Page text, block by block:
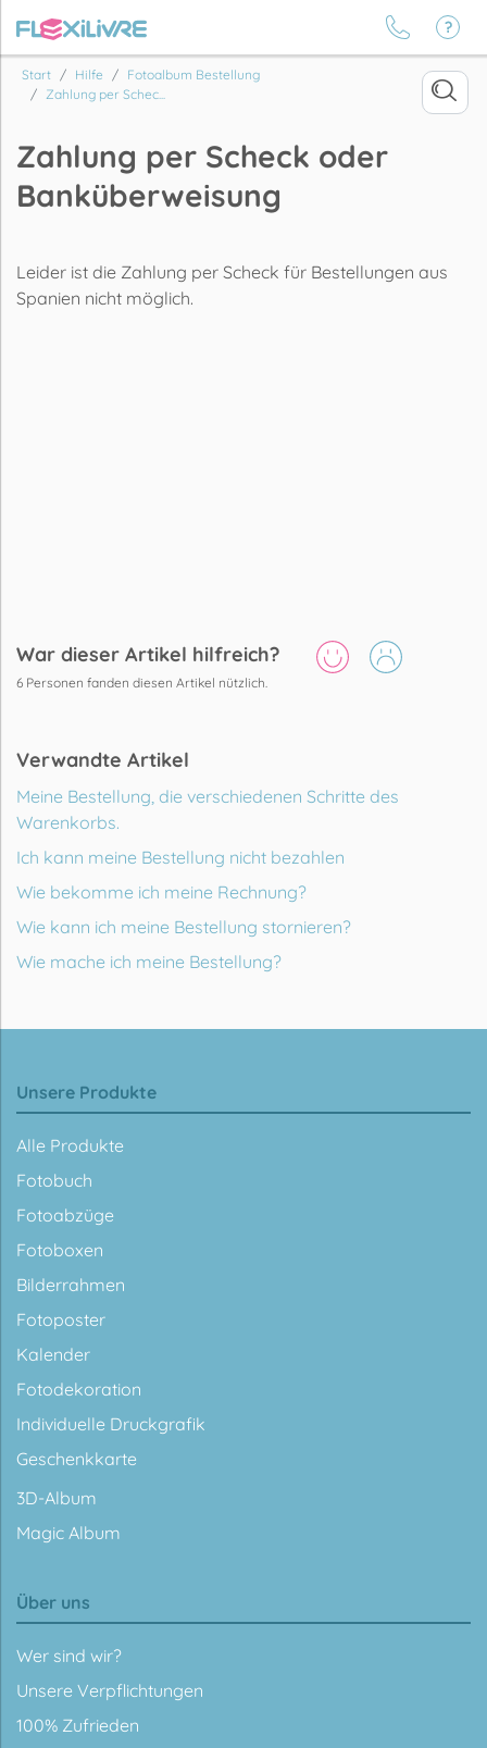
Start Hilfe
Fotoalbum Bestellung
Zahlung per Schec...
Zahlung per Scheck oder
Banküberweisung
Leider ist die Zahlung per Scheck für Bestellungen aus
Spanien nicht möglich.
War dieser Artikel hilfreich?
6 Personen fanden diesen Artikel nützlich.
Verwandte Artikel
Meine Bestellung, die verschiedenen Schritte des
Warenkorbs.
Ich kann meine Bestellung nicht bezahlen
Wie bekomme ich meine Rechnung?
Wie kann ich meine Bestellung stornieren?
Wie mache ich meine Bestellung?
Unsere Produkte
Alle Produkte
Fotobuch
Fotoabzüge
Fotoboxen
Bilderrahmen
Fotoposter
Kalender
Fotodekoration
Individuelle Druckgrafik
Geschenkkarte
3D-Album
Magic Album
Über uns
Wer sind wir?
Unsere Verpflichtungen
100% Zufrieden